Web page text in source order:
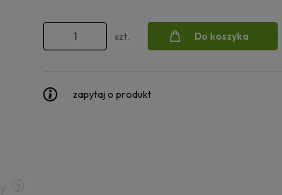
szt. Do koszyka
zapytaj o produkt